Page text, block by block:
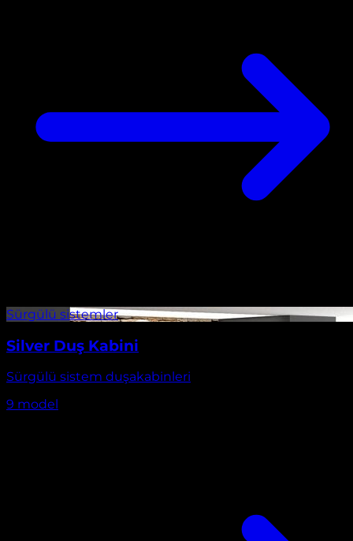
Silver Duş Kabini
Sürgülü sistem duşakabinleri
9 model